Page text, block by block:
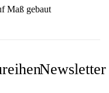
Maß gebaut
Newsletter